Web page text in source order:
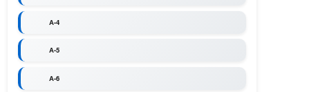
A-4
A-5
A-6